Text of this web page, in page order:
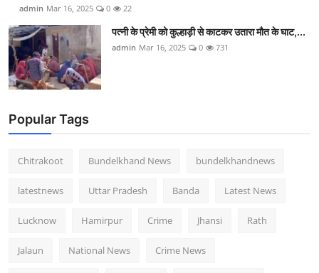
admin Mar 16, 2025 0 22
पत्नी के प्रेमी को कुल्हाड़ी से काटकर उतारा मौत के घाट,...
admin Mar 16, 2025 0 731
Popular Tags
Chitrakoot Bundelkhand News bundelkhandnews
latestnews Uttar Pradesh Banda Latest News
Lucknow Hamirpur Crime Jhansi Rath
Jalaun National News Crime News